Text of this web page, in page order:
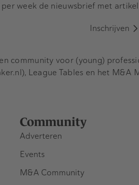
week de nieuwsbrief met
Inschrijven
Community
Adverteren
Events
M&A Community
community voor (young)
League Tables en het M&A